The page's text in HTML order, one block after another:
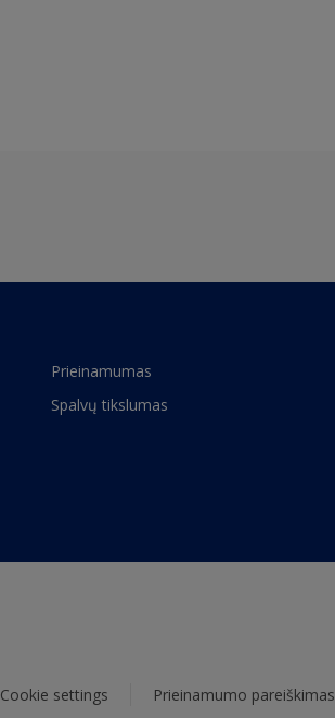
Prieinamumas
Spalvų tikslumas
Cookie settings Prieinamumo pareiškimas